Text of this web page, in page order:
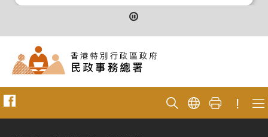
二零一九年七月二十六日的新聞公報
二零一七年四月二十八日的新聞公報
二零一七年四月五日的新聞公報
!